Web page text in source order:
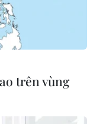
trên vùng